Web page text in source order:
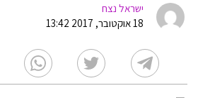
ישראל נצח
18 אוקטובר, 2017 13:42